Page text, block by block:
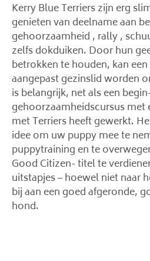
Kerry Blue Terriers zijn erg
genieten van deelname aan
gehoorzaamheid , rally ,
zelfs dokduiken. Door hun
betrokken te houden, kan
aangepast gezinslid worden
is belangrijk, net als een
gehoorzaamheidscursus met
met Terriers heeft gewerkt.
idee om uw puppy mee te
puppytraining en te
Good Citizen- titel te
uitstapjes – hoewel niet naar
bij aan een goed afgeronde,
hond.